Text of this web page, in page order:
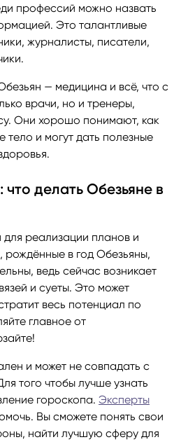
профессий можно назвать
Это талантливые
журналисты, писатели,
— медицина и всё, что с
врачи, но и тренеры,
Они хорошо понимают, как
тело и могут дать полезные
делать Обезьяне в
реализации планов и
в год Обезьяны,
ведь сейчас возникает
и суеты. Это может
весь потенциал по
главное от
и может не совпадать с
того чтобы лучше узнать
гороскопа. Эксперты
Вы сможете понять свои
найти лучшую сферу для